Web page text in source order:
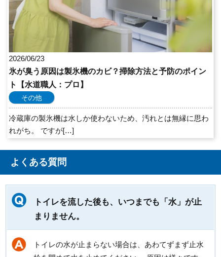
2026/06/23
氷が臭う原因は製氷機のカビ？掃除方法と予防のポイン
ト【水道職人：プロ】
その他
冷蔵庫の製氷機は水しか使わないため、汚れとは無縁に思わ
れがち。 ですが[…]
よくある質問
トイレを流した後も、いつまでも「水」が止
まりません。
トイレの水が止まらない場合は、あわてずまず止水